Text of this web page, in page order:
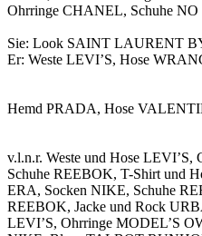
Ohrringe CHANEL, Schuhe NO
Sie: Look SAINT LAURENT
Er: Weste LEVI’S, Hose
Hemd PRADA, Hose
v.l.n.r. Weste und Hose
Schuhe REEBOK, T-Shirt und
ERA, Socken NIKE, Schuhe
REEBOK, Jacke und Rock
LEVI’S, Ohrringe MODEL’S